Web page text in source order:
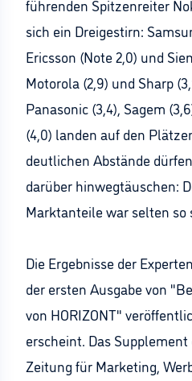
führenden Spitzenreiter
sich ein Dreigestirn:
Ericsson (Note 2,0) und
Motorola (2,9) und Sharp
Panasonic (3,4), Sagem
(4,0) landen auf den
deutlichen Abstände
darüber hinwegtäuschen:
Marktanteile war selten so
Die Ergebnisse der
der ersten Ausgabe von
von HORIZONT"
erscheint. Das
Zeitung für Marketing,